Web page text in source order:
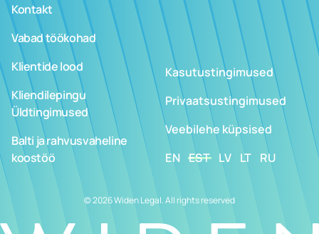
Kontakt
Vabad töökohad
Klientide lood
Kliendilepingu
Üldtingimused
Balti ja rahvusvaheline
koostöö
Kasutustingimused
Privaatsustingimused
Veebilehe küpsised
EN EST LV LT RU
© 2026 Widen Legal. All rights reserved